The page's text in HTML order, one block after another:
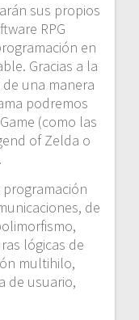
sus propios
RPG
en
Gracias a la
una manera
podremos
(como las
of Zelda o
de
lógicas de
multihilo,
de usuario,